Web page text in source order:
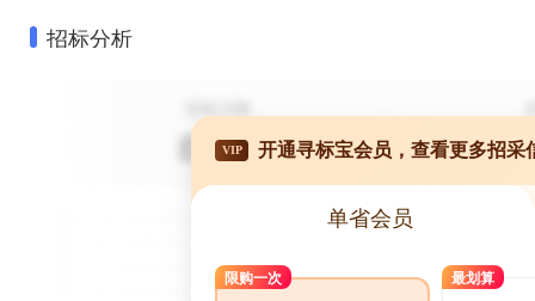
招标分析
VIP 开通寻标宝会员，查看更多招采
单省会员
限购一次 最划算